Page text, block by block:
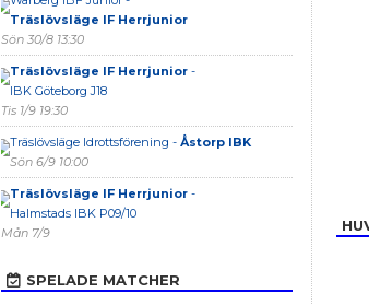
Träslövsläge IF Herrjunior
Sön 30/8 13:30
Träslövsläge IF Herrjunior-
IBK Göteborg J18
Tis 1/9 19:30
Träslövsläge Idrottsförening - Åstorp IBK
Sön 6/9 10:00
Träslövsläge IF Herrjunior-
Halmstads IBK P09/10
Mån 7/9
SPELADE MATCHER